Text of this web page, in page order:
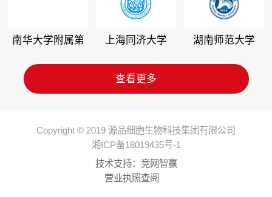
南华大学附属第
上海同济大学 湖南师范大学
查看更多
Copyright © 2019 源品细胞生物科技集团有限公司
湘ICP备18019435号-1
技术支持： 竞网智赢
营业执照查阅